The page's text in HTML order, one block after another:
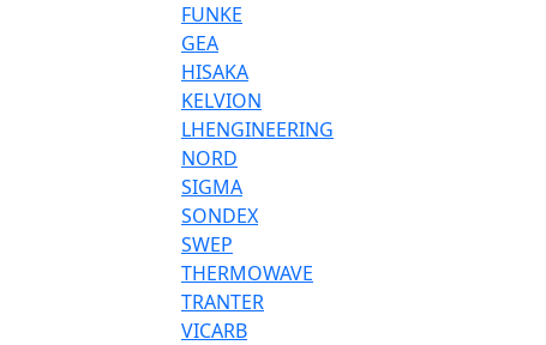
FUNKE
GEA
HISAKA
KELVION
LHENGINEERING
NORD
SIGMA
SONDEX
SWEP
THERMOWAVE
TRANTER
VICARB